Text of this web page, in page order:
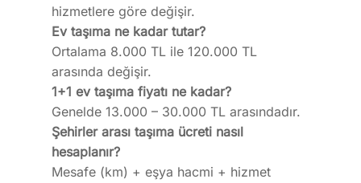
hizmetlere göre değişir.
Ev taşıma ne kadar tutar?
Ortalama 8.000 TL ile 120.000 TL
arasında değişir.
1+1 ev taşıma fiyatı ne kadar?
Genelde 13.000 – 30.000 TL arasındadır.
Şehirler arası taşıma ücreti nasıl
hesaplanır?
Mesafe (km) + eşya hacmi + hizmet